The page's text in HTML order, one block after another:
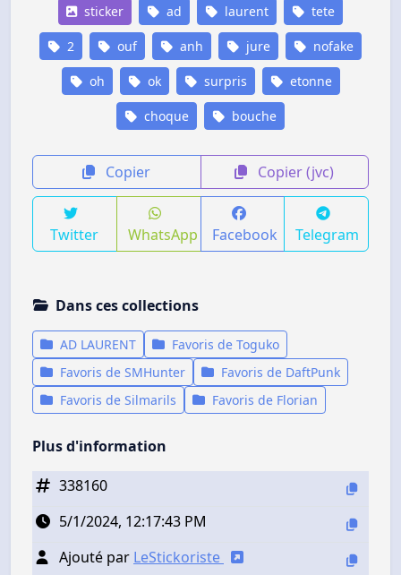
sticker ad laurent tete
2 ouf anh jure nofake
oh ok surpris etonne
choque bouche
Copier Copier (jvc)
Twitter WhatsApp Facebook Telegram
Dans ces collections
AD LAURENT
Favoris de Toguko
Favoris de SMHunter
Favoris de DaftPunk
Favoris de Silmarils
Favoris de Florian
Plus d'information
338160
5/1/2024, 12:17:43 PM
Ajouté par LeStickoriste